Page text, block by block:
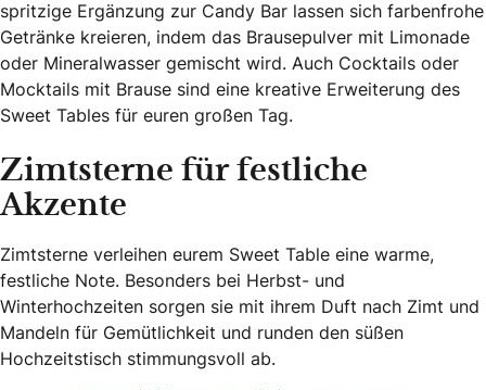
spritzige Ergänzung zur Candy Bar lassen sich farbenfrohe
Getränke kreieren, indem das Brausepulver mit Limonade
oder Mineralwasser gemischt wird. Auch Cocktails oder
Mocktails mit Brause sind eine kreative Erweiterung des
Sweet Tables für euren großen Tag.
Zimtsterne für festliche
Akzente
Zimtsterne verleihen eurem Sweet Table eine warme,
festliche Note. Besonders bei Herbst- und
Winterhochzeiten sorgen sie mit ihrem Duft nach Zimt und
Mandeln für Gemütlichkeit und runden den süßen
Hochzeitstisch stimmungsvoll ab.